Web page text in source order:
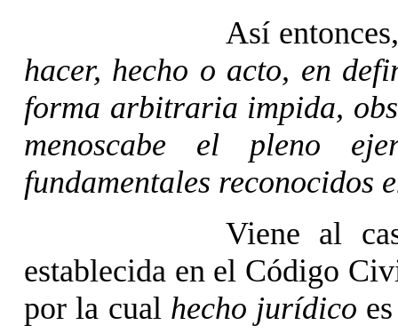
Así
hacer, hecho o acto, en
forma arbitraria impida,
menoscabe el pleno
fundamentales reconocidos
Viene al
establecida en el Código
por la cual hecho jurídico